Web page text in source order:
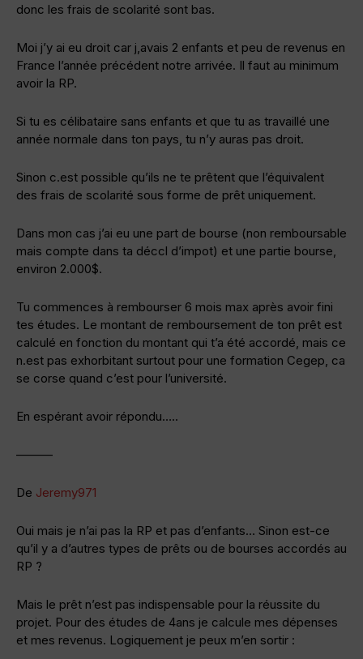
donc les frais de scolarité sont bas.
Moi j’y ai eu droit car j,avais 2 enfants et peu de revenus en
France l’année précédent notre arrivée. Il faut au minimum
avoir la RP.
Si tu es célibataire sans enfants et que tu as travaillé une
année normale dans ton pays, tu n’y auras pas droit.
Sinon c.est possible qu’ils ne te prêtent que l’équivalent
des frais de scolarité sous forme de prêt uniquement.
Dans mon cas j’ai eu une part de bourse (non remboursable
mais compte dans ta déccl d’impot) et une partie bourse,
environ 2.000$.
Tu commences à rembourser 6 mois max après avoir fini
tes études. Le montant de remboursement de ton prêt est
calculé en fonction du montant qui t’a été accordé, mais ce
n.est pas exhorbitant surtout pour une formation Cegep, ca
se corse quand c’est pour l’université.
En espérant avoir répondu…..
———
De Jeremy971
Oui mais je n’ai pas la RP et pas d’enfants… Sinon est-ce
qu’il y a d’autres types de prêts ou de bourses accordés au
RP ?
Mais le prêt n’est pas indispensable pour la réussite du
projet. Pour des études de 4ans je calcule mes dépenses
et mes revenus. Logiquement je peux m’en sortir :